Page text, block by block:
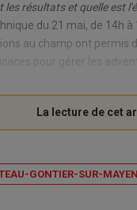
résultats et quelle est
du 21 mai, de 14h
au champ ont
GONTIER-SUR-